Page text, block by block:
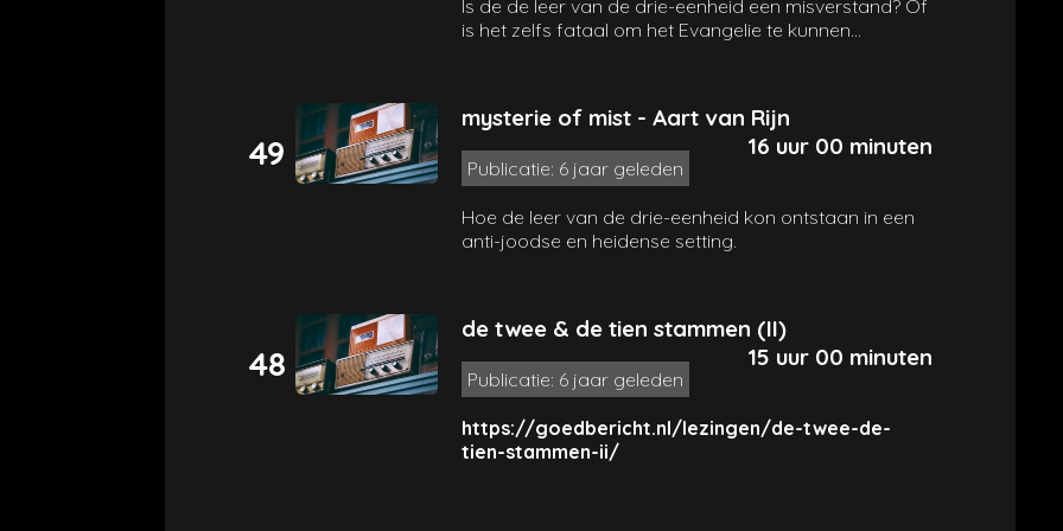
Is de de leer van de drie-eenheid een misverstand? Of
is het zelfs fataal om het Evangelie te kunnen
49
mysterie of mist - Aart van Rijn
16 uur 00 minuten
Publicatie: 6 jaar geleden
Hoe de leer van de drie-eenheid kon ontstaan in een
anti-joodse en heidense setting.
48
de twee & de tien stammen (II)
15 uur 00 minuten
Publicatie: 6 jaar geleden
https://goedbericht.nl/lezingen/de-twee-de-
tien-stammen-ii/